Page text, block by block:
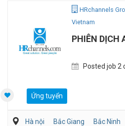
HRchannels
Vietnam
PHIÊN DỊCH
Posted job 2
Ứng tuyển
Hà nội Bắc Giang Bắc Ninh